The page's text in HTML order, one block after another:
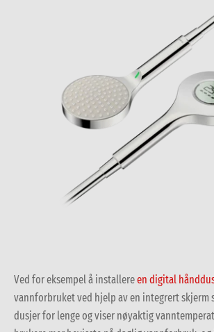
Ved for eksempel å installereen digital
vannforbruket ved hjelp av en integrert skjerm
dusjer for lenge og viser nøyaktig